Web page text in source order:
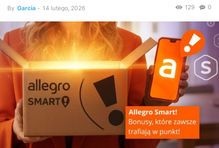
By Garcia - 14 lutego, 2026 0
129